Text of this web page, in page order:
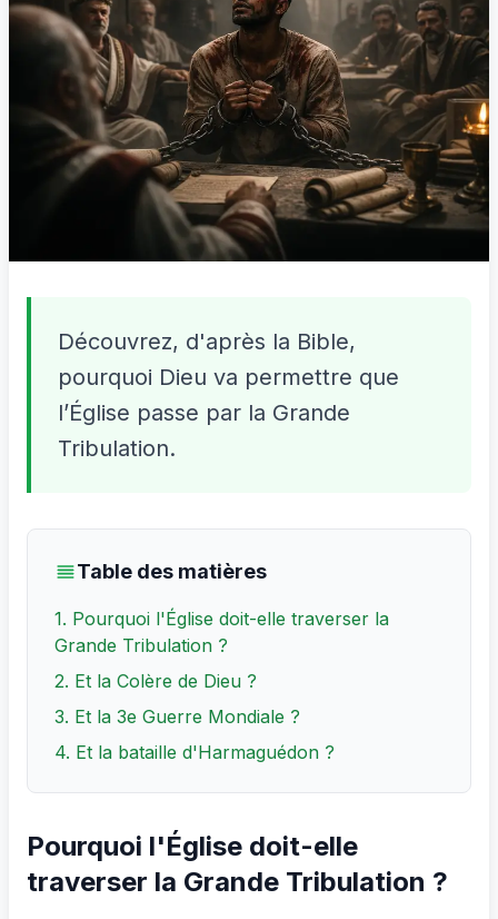
Découvrez, d'après la Bible,
pourquoi Dieu va permettre que
l’Église passe par la Grande
Tribulation.
Table des matières
1. Pourquoi l'Église doit-elle traverser la
Grande Tribulation ?
2. Et la Colère de Dieu ?
3. Et la 3e Guerre Mondiale ?
4. Et la bataille d'Harmaguédon ?
Pourquoi l'Église doit-elle
traverser la Grande Tribulation ?